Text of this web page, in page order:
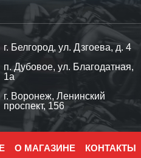
г. Белгород, ул. Дзгоева, д. 4
п. Дубовое, ул. Благодатная,
1а
г. Воронеж, Ленинский
проспект, 156
О МАГАЗИНЕ КОНТАКТЫ